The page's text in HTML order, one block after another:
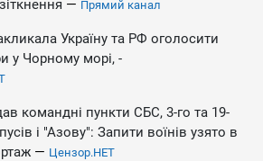
— Прямий канал
Україну та РФ оголосити
у Чорному морі, -
командні пункти СБС, 3-го та 19-
і "Азову": Запити воїнів узято в
— Цензор.НЕТ